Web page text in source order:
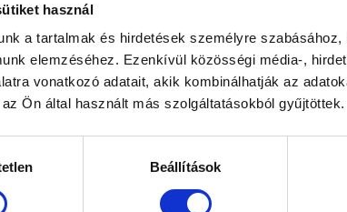
használ
a tartalmak és hirdetések személyre
elemzéséhez. Ezenkívül közösségi média-,
vonatkozó adatait, akik kombinálhatják az
Ön által használt más szolgáltatásokból gyűjtöttek.
Beállítások
SZIFONNAL (60
LE- ÉS
cm)